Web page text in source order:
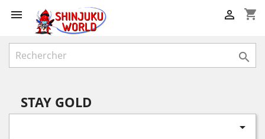
 shopping_cart


STAY GOLD
